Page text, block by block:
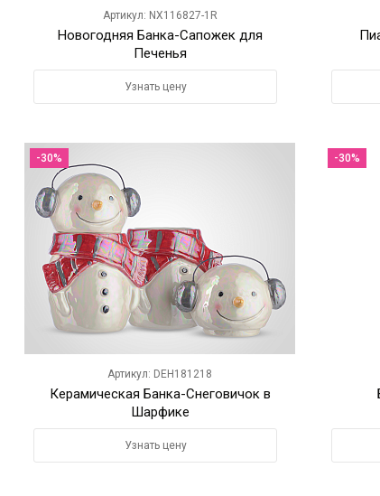
Артикул: NX116827-1R
Новогодняя Банка-Сапожек для
Печенья
Узнать цену
-30%
Артикул: DEH181218
Керамическая Банка-Снеговичок в
Шарфике
Узнать цену
-30%